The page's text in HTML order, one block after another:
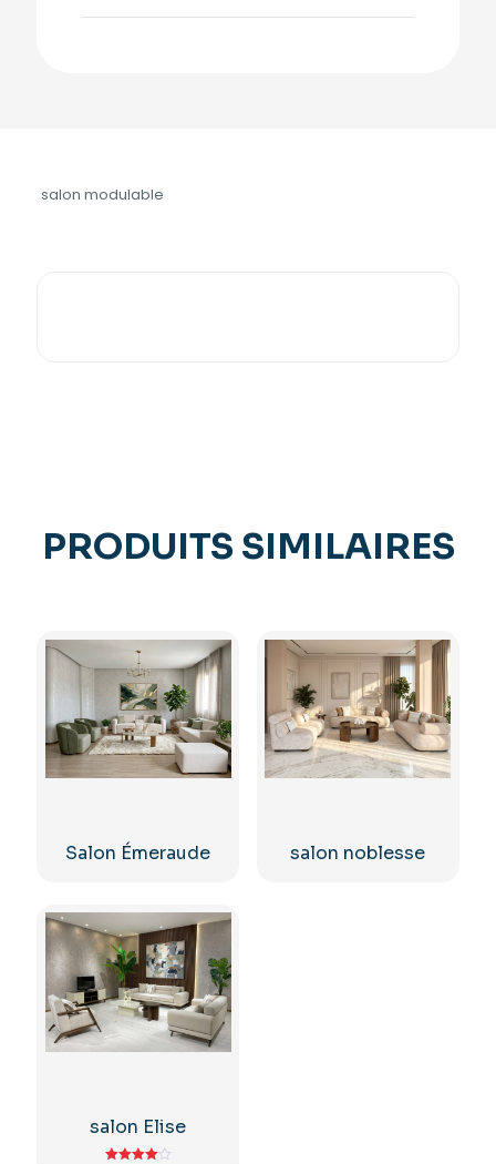
salon modulable
PRODUITS SIMILAIRES
Salon Émeraude salon noblesse
salon Elise